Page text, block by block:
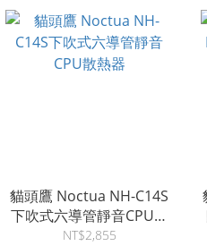
貓頭鷹 Noctua NH-C14S
下吹式六導管靜音CPU散
熱器
NT$2,855